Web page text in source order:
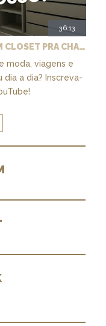
36:13
EP. 6: A SAGA DA CASA - TEMOS UM CLOSET PRA CHAMAR DE NOSSO + MARCENARIA E PAISAGISMO
moda, viagens e
a dia? Inscreva-